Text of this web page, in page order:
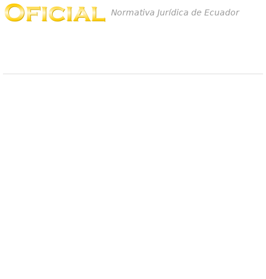
Normativa Jurídica de Ecuador